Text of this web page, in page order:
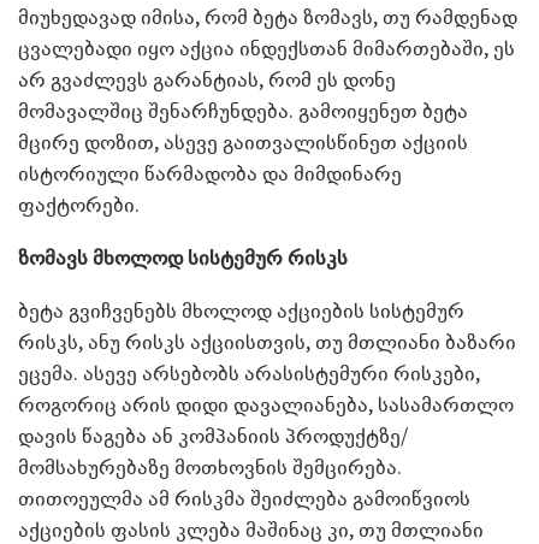
მიუხედავად იმისა, რომ ბეტა ზომავს, თუ რამდენად
ცვალებადი იყო აქცია ინდექსთან მიმართებაში, ეს
არ გვაძლევს გარანტიას, რომ ეს დონე
მომავალშიც შენარჩუნდება. გამოიყენეთ ბეტა
მცირე დოზით, ასევე გაითვალისწინეთ აქციის
ისტორიული წარმადობა და მიმდინარე
ფაქტორები.
ზომავს მხოლოდ სისტემურ რისკს
ბეტა გვიჩვენებს მხოლოდ აქციების სისტემურ
რისკს, ანუ რისკს აქციისთვის, თუ მთლიანი ბაზარი
ეცემა. ასევე არსებობს არასისტემური რისკები,
როგორიც არის დიდი დავალიანება, სასამართლო
დავის წაგება ან კომპანიის პროდუქტზე/
მომსახურებაზე მოთხოვნის შემცირება.
თითოეულმა ამ რისკმა შეიძლება გამოიწვიოს
აქციების ფასის კლება მაშინაც კი, თუ მთლიანი